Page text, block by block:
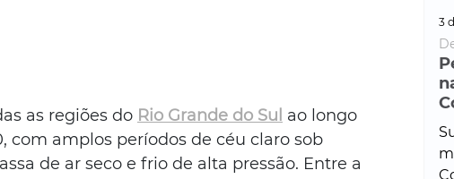
as regiões do Rio Grande do Sul ao longo
com amplos períodos de céu claro sob
de ar seco e frio de alta pressão. Entre a
3